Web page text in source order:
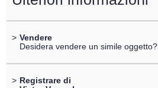
> Vendere
Desidera vendere un simile oggetto?
> Registrare di